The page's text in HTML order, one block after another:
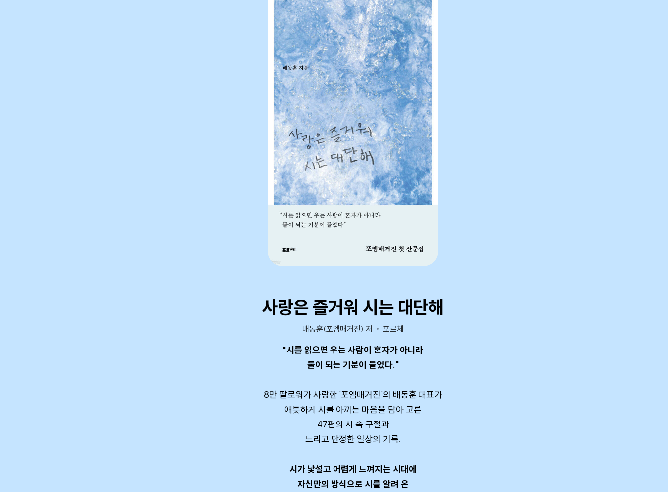
사랑은 즐거워 시는 대단해
배동훈(포엠매거진) 저 포르체
"시를 읽으면 우는 사람이 혼자가 아니라
둘이 되는 기분이 들었다."
8만 팔로워가 사랑한 '포엠매거진'의 배동훈 대표가
애틋하게 시를 아끼는 마음을 담아 고른
47편의 시 속 구절과
느리고 단정한 일상의 기록.
시가 낯설고 어렵게 느껴지는 시대에
자신만의 방식으로 시를 알려 온